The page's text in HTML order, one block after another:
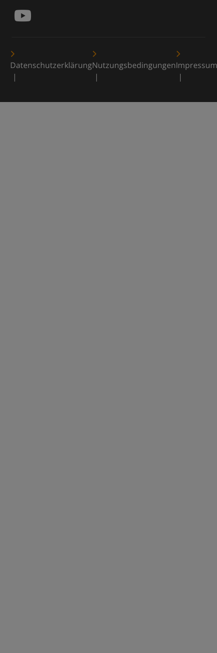
DatenschutzerklärungNutzungsbedingungenImpressum